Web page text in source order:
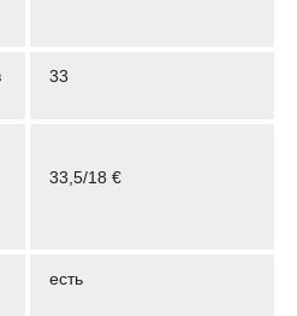
33
33,5/18 €
есть